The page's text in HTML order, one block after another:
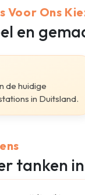
Voor Ons
en
de huidige
in Duitsland.
tanken